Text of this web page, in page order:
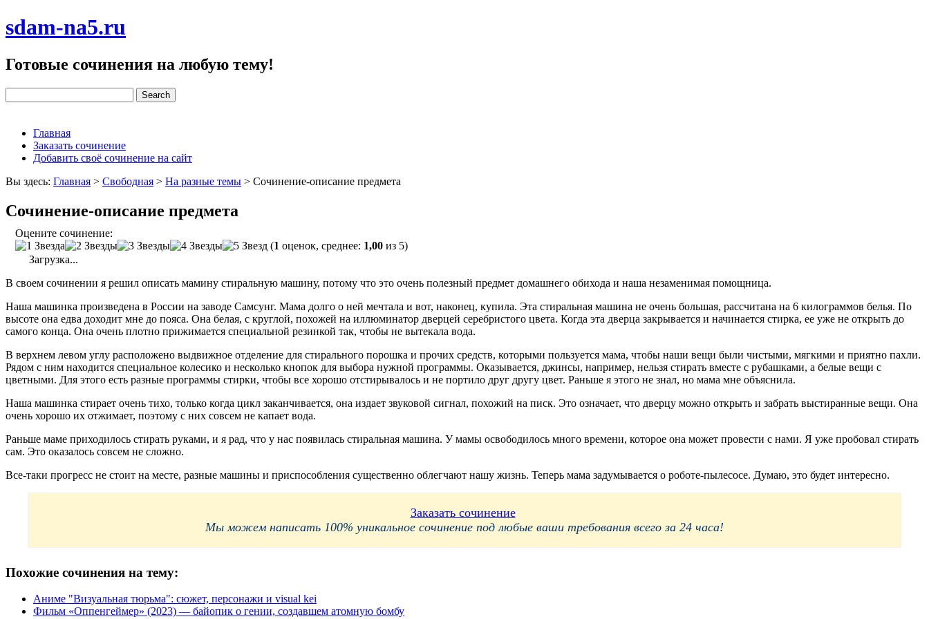
sdam-na5.ru
Готовые сочинения на любую тему!
Главная
Заказать сочинение
Добавить своё сочинение на сайт
Вы здесь: Главная > Свободная > На разные темы > Сочинение-описание предмета
Сочинение-описание предмета
Оцените сочинение:
(1 оценок, среднее: 1,00 из 5)
Загрузка...
В своем сочинении я решил описать мамину стиральную машину, потому что это очень полезный предмет домашнего обихода и наша незаменимая помощница.
Наша машинка произведена в России на заводе Самсунг. Мама долго о ней мечтала и вот, наконец, купила. Эта стиральная машина не очень большая, рассчитана на 6 килограммов белья. По
высоте она едва доходит мне до пояса. Она белая, с круглой, похожей на иллюминатор дверцей серебристого цвета. Когда эта дверца закрывается и начинается стирка, ее уже не открыть до
самого конца. Она очень плотно прижимается специальной резинкой так, чтобы не вытекала вода.
В верхнем левом углу расположено выдвижное отделение для стирального порошка и прочих средств, которыми пользуется мама, чтобы наши вещи были чистыми, мягкими и приятно пахли.
Рядом с ним находится специальное колесико и несколько кнопок для выбора нужной программы. Оказывается, джинсы, например, нельзя стирать вместе с рубашками, а белые вещи с
цветными. Для этого есть разные программы стирки, чтобы все хорошо отстирывалось и не портило друг другу цвет. Раньше я этого не знал, но мама мне объяснила.
Наша машинка стирает очень тихо, только когда цикл заканчивается, она издает звуковой сигнал, похожий на писк. Это означает, что дверцу можно открыть и забрать выстиранные вещи. Она
очень хорошо их отжимает, поэтому с них совсем не капает вода.
Раньше маме приходилось стирать руками, и я рад, что у нас появилась стиральная машина. У мамы освободилось много времени, которое она может провести с нами. Я уже пробовал стирать
сам. Это оказалось совсем не сложно.
Все-таки прогресс не стоит на месте, разные машины и приспособления существенно облегчают нашу жизнь. Теперь мама задумывается о роботе-пылесосе. Думаю, это будет интересно.
Заказать сочинение
Мы можем написать 100% уникальное сочинение под любые ваши требования всего за 24 часа!
Похожие сочинения на тему:
Аниме "Визуальная тюрьма": сюжет, персонажи и visual kei
Фильм «Оппенгеймер» (2023) — байопик о гении, создавшем атомную бомбу